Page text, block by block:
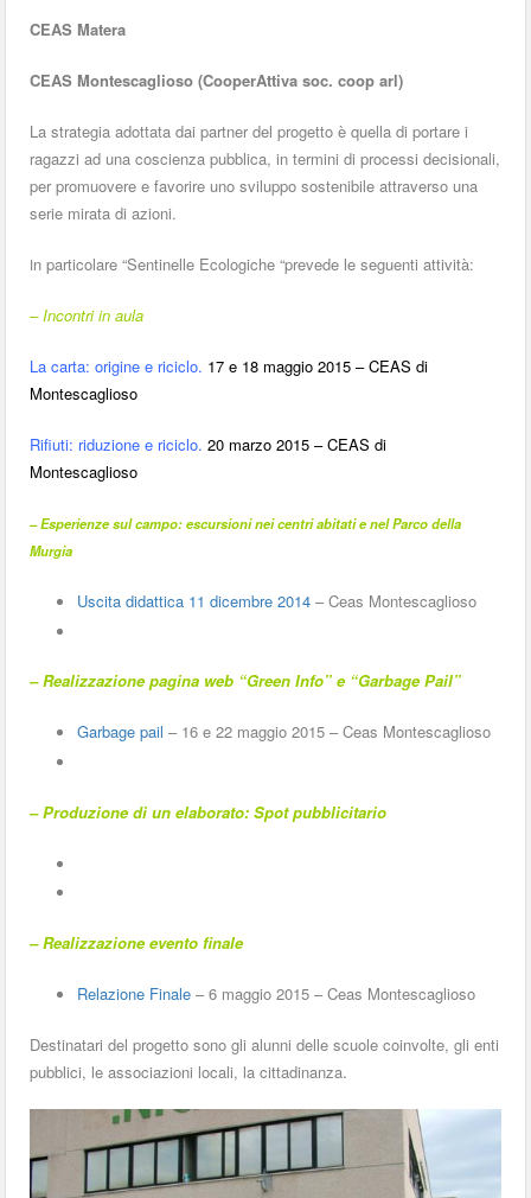
CEAS Matera
CEAS Montescaglioso (CooperAttiva soc. coop arl)
La strategia adottata dai partner del progetto è quella di portare i
ragazzi ad una coscienza pubblica, in termini di processi decisionali,
per promuovere e favorire uno sviluppo sostenibile attraverso una
serie mirata di azioni.
In particolare “Sentinelle Ecologiche “prevede le seguenti attività:
– Incontri in aula
La carta: origine e riciclo. 17 e 18 maggio 2015 – CEAS di
Montescaglioso
Rifiuti: riduzione e riciclo. 20 marzo 2015 – CEAS di
Montescaglioso
– Esperienze sul campo: escursioni nei centri abitati e nel Parco della
Murgia
Uscita didattica 11 dicembre 2014 – Ceas Montescaglioso
– Realizzazione pagina web “Green Info” e “Garbage Pail”
Garbage pail – 16 e 22 maggio 2015 – Ceas Montescaglioso
– Produzione di un elaborato: Spot pubblicitario
– Realizzazione evento finale
Relazione Finale – 6 maggio 2015 – Ceas Montescaglioso
Destinatari del progetto sono gli alunni delle scuole coinvolte, gli enti
pubblici, le associazioni locali, la cittadinanza.